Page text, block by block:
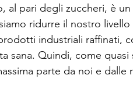
al pari degli zuccheri, è
ridurre il nostro
industriali raffinati,
sana. Quindi, come
parte da noi e dalle